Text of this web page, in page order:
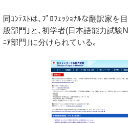
同ｺﾝﾃｽﾄは､ﾌﾟﾛﾌｪｯｼｮﾅﾙな翻訳家を
般部門｣と､初学者(日本語能力試験
ﾆｱ部門｣に分けられている｡